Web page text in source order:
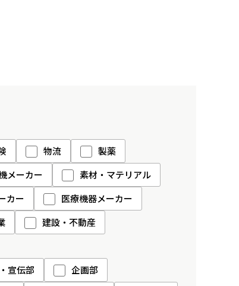
物流
製薬
メーカー
素材・マテリアル
カー
医療機器メーカー
建設・不動産
宣伝部
企画部